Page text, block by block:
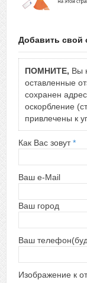
Добавить свой
ПОМНИТЕ, Вы
оставленные
сохранен
оскорбление
привлечены к
Как Вас зовут*
Ваш e-Mail
Ваш город
Ваш
Изображение к